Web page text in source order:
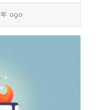
c... »read
ago